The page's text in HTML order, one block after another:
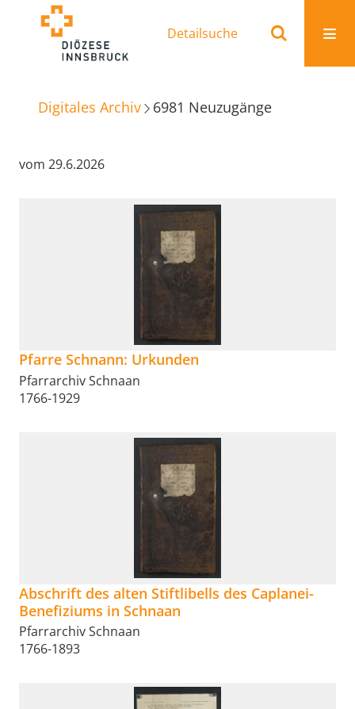
Detailsuche
Digitales Archiv 6981 Neuzugänge
vom 29.6.2026
Pfarre Schnann: Urkunden
Pfarrarchiv Schnaan
1766-1929
Abschrift des alten Stiftlibells des Caplanei-
Benefiziums in Schnaan
Pfarrarchiv Schnaan
1766-1893